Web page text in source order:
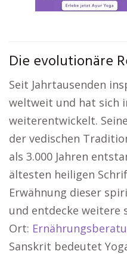
Die evolutionäre
Seit Jahrtausenden
weltweit und hat sich
weiterentwickelt.
der vedischen
als 3.000 Jahren
ältesten heiligen
Erwähnung dieser
und entdecke weitere
Ort:
Sanskrit bedeutet